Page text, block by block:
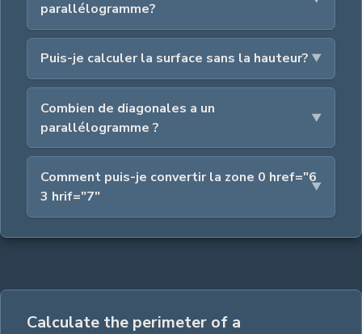
parallélogramme?
Puis-je calculer la surface sans la hauteur?
Combien de diagonales a un
parallélogramme ?
Comment puis-je convertir la zone 0 href="6
3 hrif="7"
Calculate the perimeter of a